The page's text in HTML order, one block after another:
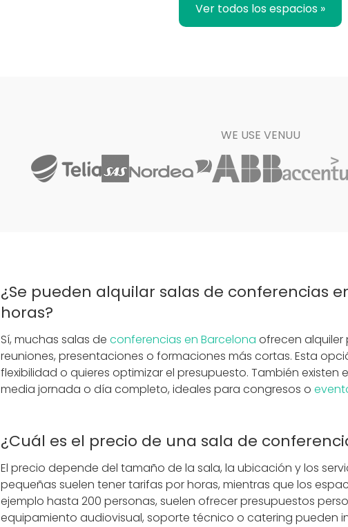
Ver todos los espacios »
WE USE VENUU
¿Se pueden alquilar salas de conferencias
horas?
Sí, muchas salas de conferencias en Barcelona ofrecen alquiler
reuniones, presentaciones o formaciones más cortas. Esta
flexibilidad o quieres optimizar el presupuesto. También
media jornada o día completo, ideales para congresos o
¿Cuál es el precio de una sala de
El precio depende del tamaño de la sala, la ubicación y los
pequeñas suelen tener tarifas por horas, mientras que los
ejemplo hasta 200 personas, suelen ofrecer presupuestos
equipamiento audiovisual, soporte técnico o catering pueden